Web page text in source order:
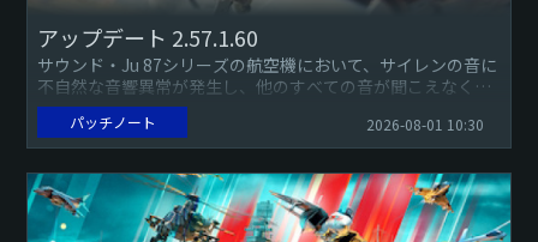
アップデート 2.57.1.60
サウンド・Ju 87シリーズの航空機において、サイレンの音に
不自然な音響異常が発生し、他のすべての音が聞こえなくな
るという不具合を修正しました（報告）。・サウンドMODを
有効にした...
パッチノート 2026-08-01 10:30